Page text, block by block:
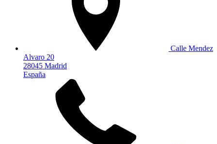
Calle Mendez
Alvaro 20
28045 Madrid
España